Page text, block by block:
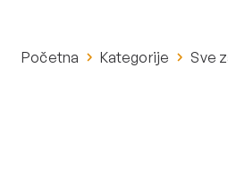
Početna Kategorije Sve